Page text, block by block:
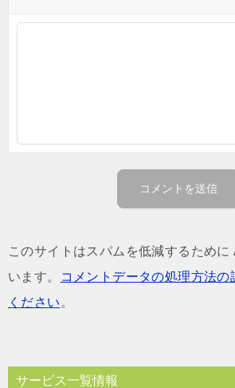
このサイトはスパムを低減するために
います。
コメントデータの処理方法
ください 。
サービス一覧情報